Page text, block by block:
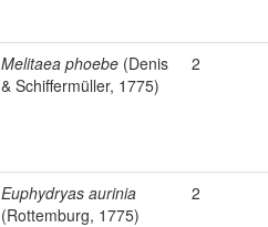
Melitaea phoebe (Denis
& Schiffermüller, 1775)
2
Euphydryas aurinia
(Rottemburg, 1775)
2